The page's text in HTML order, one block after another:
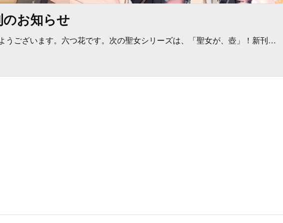
のお知らせ
うございます。六つ花です。次の聖女シリーズは、「聖女が、壺」！新刊…